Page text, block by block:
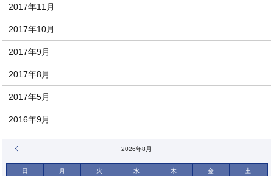
2017年11月
2017年10月
2017年9月
2017年8月
2017年5月
2016年9月
2026年8月
日 月 火 水 木 金 土